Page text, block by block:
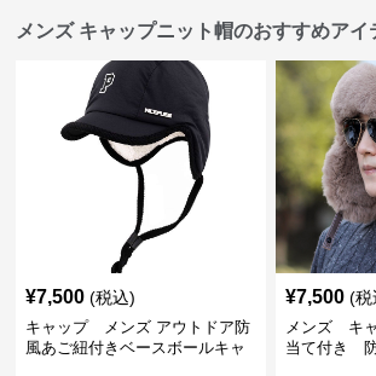
メンズ キャップニット帽のおすすめアイ
¥7,500 (税込)
キャップ メンズ アウトドア防
風あご紐付きベースボールキャ
¥7,500 (税
メンズ キ
当て付き